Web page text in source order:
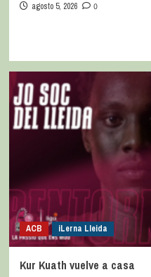
agosto 5, 2026 0
ACB iLerna Lleida
Kur Kuath vuelve a casa